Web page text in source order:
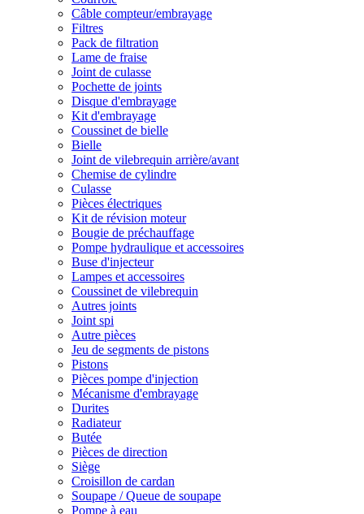
Câble compteur/embrayage
Filtres
Pack de filtration
Lame de fraise
Joint de culasse
Pochette de joints
Disque d'embrayage
Kit d'embrayage
Coussinet de bielle
Bielle
Joint de vilebrequin arrière/avant
Chemise de cylindre
Culasse
Pièces électriques
Kit de révision moteur
Bougie de préchauffage
Pompe hydraulique et accessoires
Buse d'injecteur
Lampes et accessoires
Coussinet de vilebrequin
Autres joints
Joint spi
Autre pièces
Jeu de segments de pistons
Pistons
Pièces pompe d'injection
Mécanisme d'embrayage
Durites
Radiateur
Butée
Pièces de direction
Siège
Croisillon de cardan
Soupape / Queue de soupape
Pompe à eau